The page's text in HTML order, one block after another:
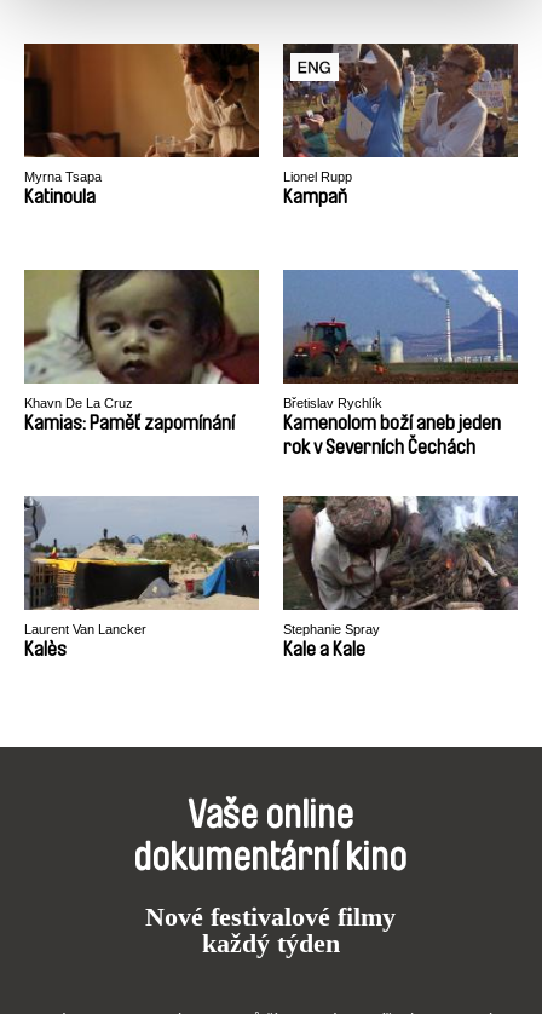
Myrna Tsapa
Katinoula
Lionel Rupp
Kampaň
Khavn De La Cruz
Kamias: Paměť zapomínání
Břetislav Rychlík
Kamenolom boží aneb jeden
rok v Severních Čechách
Laurent Van Lancker
Kalès
Stephanie Spray
Kale a Kale
Vaše online
dokumentární kino
Nové festivalové filmy
každý týden